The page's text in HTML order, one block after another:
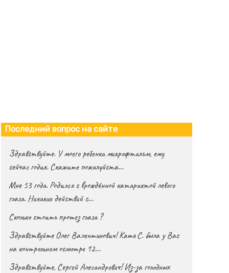
Последний вопрос на сайте
Здравствуйте. У моего ребенка микрофтальм, ему
сейчас годик. Скажите пожалуйста…
Мне 53 года. Родился с врождённой катарактой левого
глаза. Никаких действий с…
Сколько стоить протез глаза ?
Здравствуйте Олег Валентинович! Катя С. была у Вас
на контрольном осмотре 12…
Здравствуйте, Сергей Алесандрович! Из-за голодных